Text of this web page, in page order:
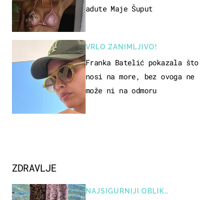
adute Maje Šuput
VRLO ZANIMLJIVO!
Franka Batelić pokazala što
nosi na more, bez ovoga ne
može ni na odmoru
ZDRAVLJE
NAJSIGURNIJI OBLIK